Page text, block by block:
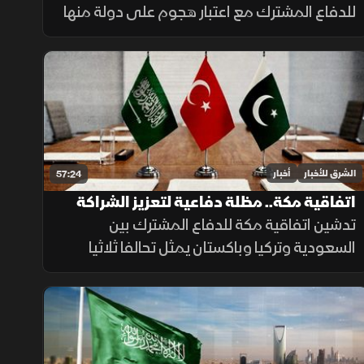
للدفاع المشترك مع اعتبار هجوم على دولة منها
هجوما يستدعي مواجهة مشتركة، فيما تبحث
السعودية والعراق تعزيز التنسيق الأمني، وسط
سعي لاتفاق بشأن "هرمز".
57:24 الشرق للأخبار أخبار
اتفاقية مكة.. مظلة دفاعية لتعزيز الشراكة
بين الدول الثلاث
تدشين اتفاقية مكة للدفاع المشترك بين
السعودية وتركيا وباكستان يمثل تحالفا ثلاثيا
استراتيجيا يجمع بين الاقتصاد والتكنولوجيا
والقوة النووية لتعزيز استقرار المنطقة وحماية
الممرات الملاحية.